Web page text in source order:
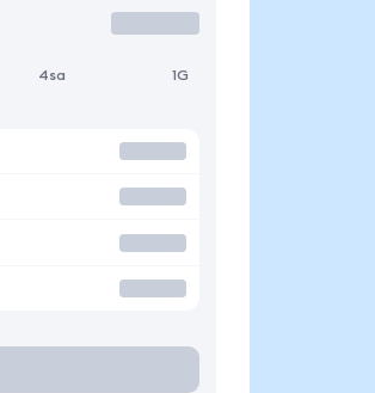
4sa 1G